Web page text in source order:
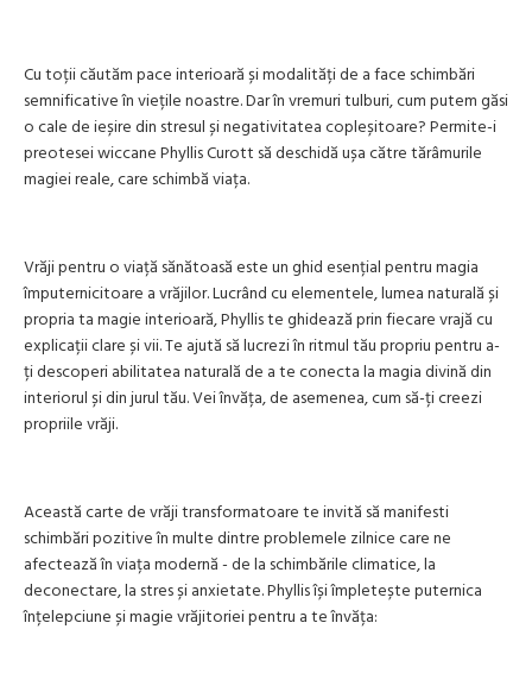
Cu toții căutăm pace interioară și modalități de a face schimbări
semnificative în viețile noastre. Dar în vremuri tulburi, cum putem găsi
o cale de ieșire din stresul și negativitatea copleșitoare? Permite-i
preotesei wiccane Phyllis Curott să deschidă ușa către tărâmurile
magiei reale, care schimbă viața.
Vrăji pentru o viață sănătoasă este un ghid esențial pentru magia
împuternicitoare a vrăjilor. Lucrând cu elementele, lumea naturală și
propria ta magie interioară, Phyllis te ghidează prin fiecare vrajă cu
explicații clare și vii. Te ajută să lucrezi în ritmul tău propriu pentru a-
ți descoperi abilitatea naturală de a te conecta la magia divină din
interiorul și din jurul tău. Vei învăța, de asemenea, cum să-ți creezi
propriile vrăji.
Această carte de vrăji transformatoare te invită să manifesti
schimbări pozitive în multe dintre problemele zilnice care ne
afectează în viața modernă - de la schimbările climatice, la
deconectare, la stres și anxietate. Phyllis își împletește puternica
înțelepciune și magie vrăjitoriei pentru a te învăța: